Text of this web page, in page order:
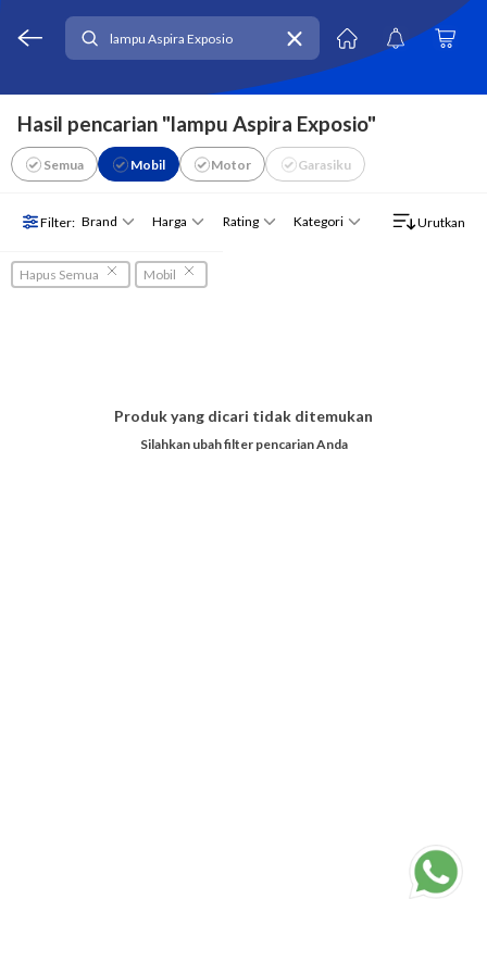
Hasil pencarian "lampu Aspira Exposio"
Semua Mobil Motor Garasiku
Filter: Brand Harga Rating Kategori Urutkan
Hapus Semua Mobil
Produk yang dicari tidak ditemukan
Silahkan ubah filter pencarian Anda